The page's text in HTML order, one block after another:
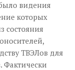
видения
которых
состояния
ТВЭЛов для
Фактически